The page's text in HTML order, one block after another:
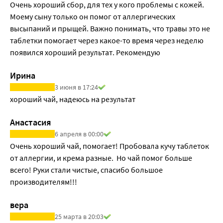
Очень хороший сбор, для тех у кого проблемы с кожей.
Моему сыну только он помог от аллергических
высыпаний и прыщей. Важно понимать, что травы это не
таблетки помогает через какое-то время через неделю
появился хороший результат. Рекомендую
Ирина
3 июня в 17:24
хороший чай, надеюсь на результат
Анастасия
6 апреля в 00:00
Очень хороший чай, помогает! Пробовала кучу таблеток
от аллергии, и крема разные.  Но чай помог больше
всего! Руки стали чистые, спасибо большое
производителям!!!
вера
25 марта в 20:03